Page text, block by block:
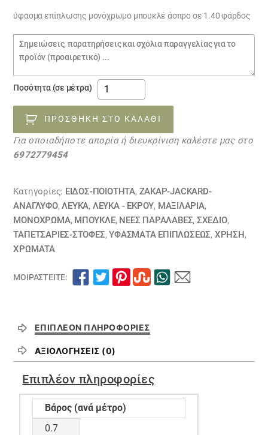
ύφασμα επίπλωσης μονόχρωμο μπουκλέ άσπρο σε 1.40 φάρδος
Σημειώσεις
παραγγελίας
Ποσότητα (σε μέτρα)
ύφασμα
επίπλωσης
μονόχρωμο
μπουκλέ
άσπρο
ΠΡΟΣΘΉΚΗ ΣΤΟ ΚΑΛΆΘΙ
Για οποιαδήποτε απορία ή διευκρίνιση καλέστε μας στο
6972779454
Κατηγορίες: ΕΙΔΟΣ-ΠΟΙΟΤΗΤΑ, ΖΑΚΆΡ-JACKARD-
ΑΝΆΓΛΥΦΟ,ΛΕΥΚΑ, ΛΕΥΚΑ - ΕΚΡΟΥ, ΜΑΞΙΛΆΡΙΑ,
ΜΟΝΌΧΡΩΜΑ, ΜΠΟΥΚΛΕ, ΝΕΕΣ ΠΑΡΑΛΑΒΕΣ, ΣΧΕΔΙΟ,
ΤΑΠΕΤΣΑΡΙΕΣ-ΣΤΟΦΕΣ,ΥΦΆΣΜΑΤΑ ΕΠΙΠΛΏΣΕΩΣ, ΧΡΗΣΗ ,
ΧΡΏΜΑΤΑ
ΜΟΙΡΑΣΤΕΊΤΕ:
ΕΠΙΠΛΈΟΝ ΠΛΗΡΟΦΟΡΊΕΣ
ΑΞΙΟΛΟΓΉΣΕΙΣ (0)
Επιπλέον πληροφορίες
Βάρος (ανά μέτρο)
0.7